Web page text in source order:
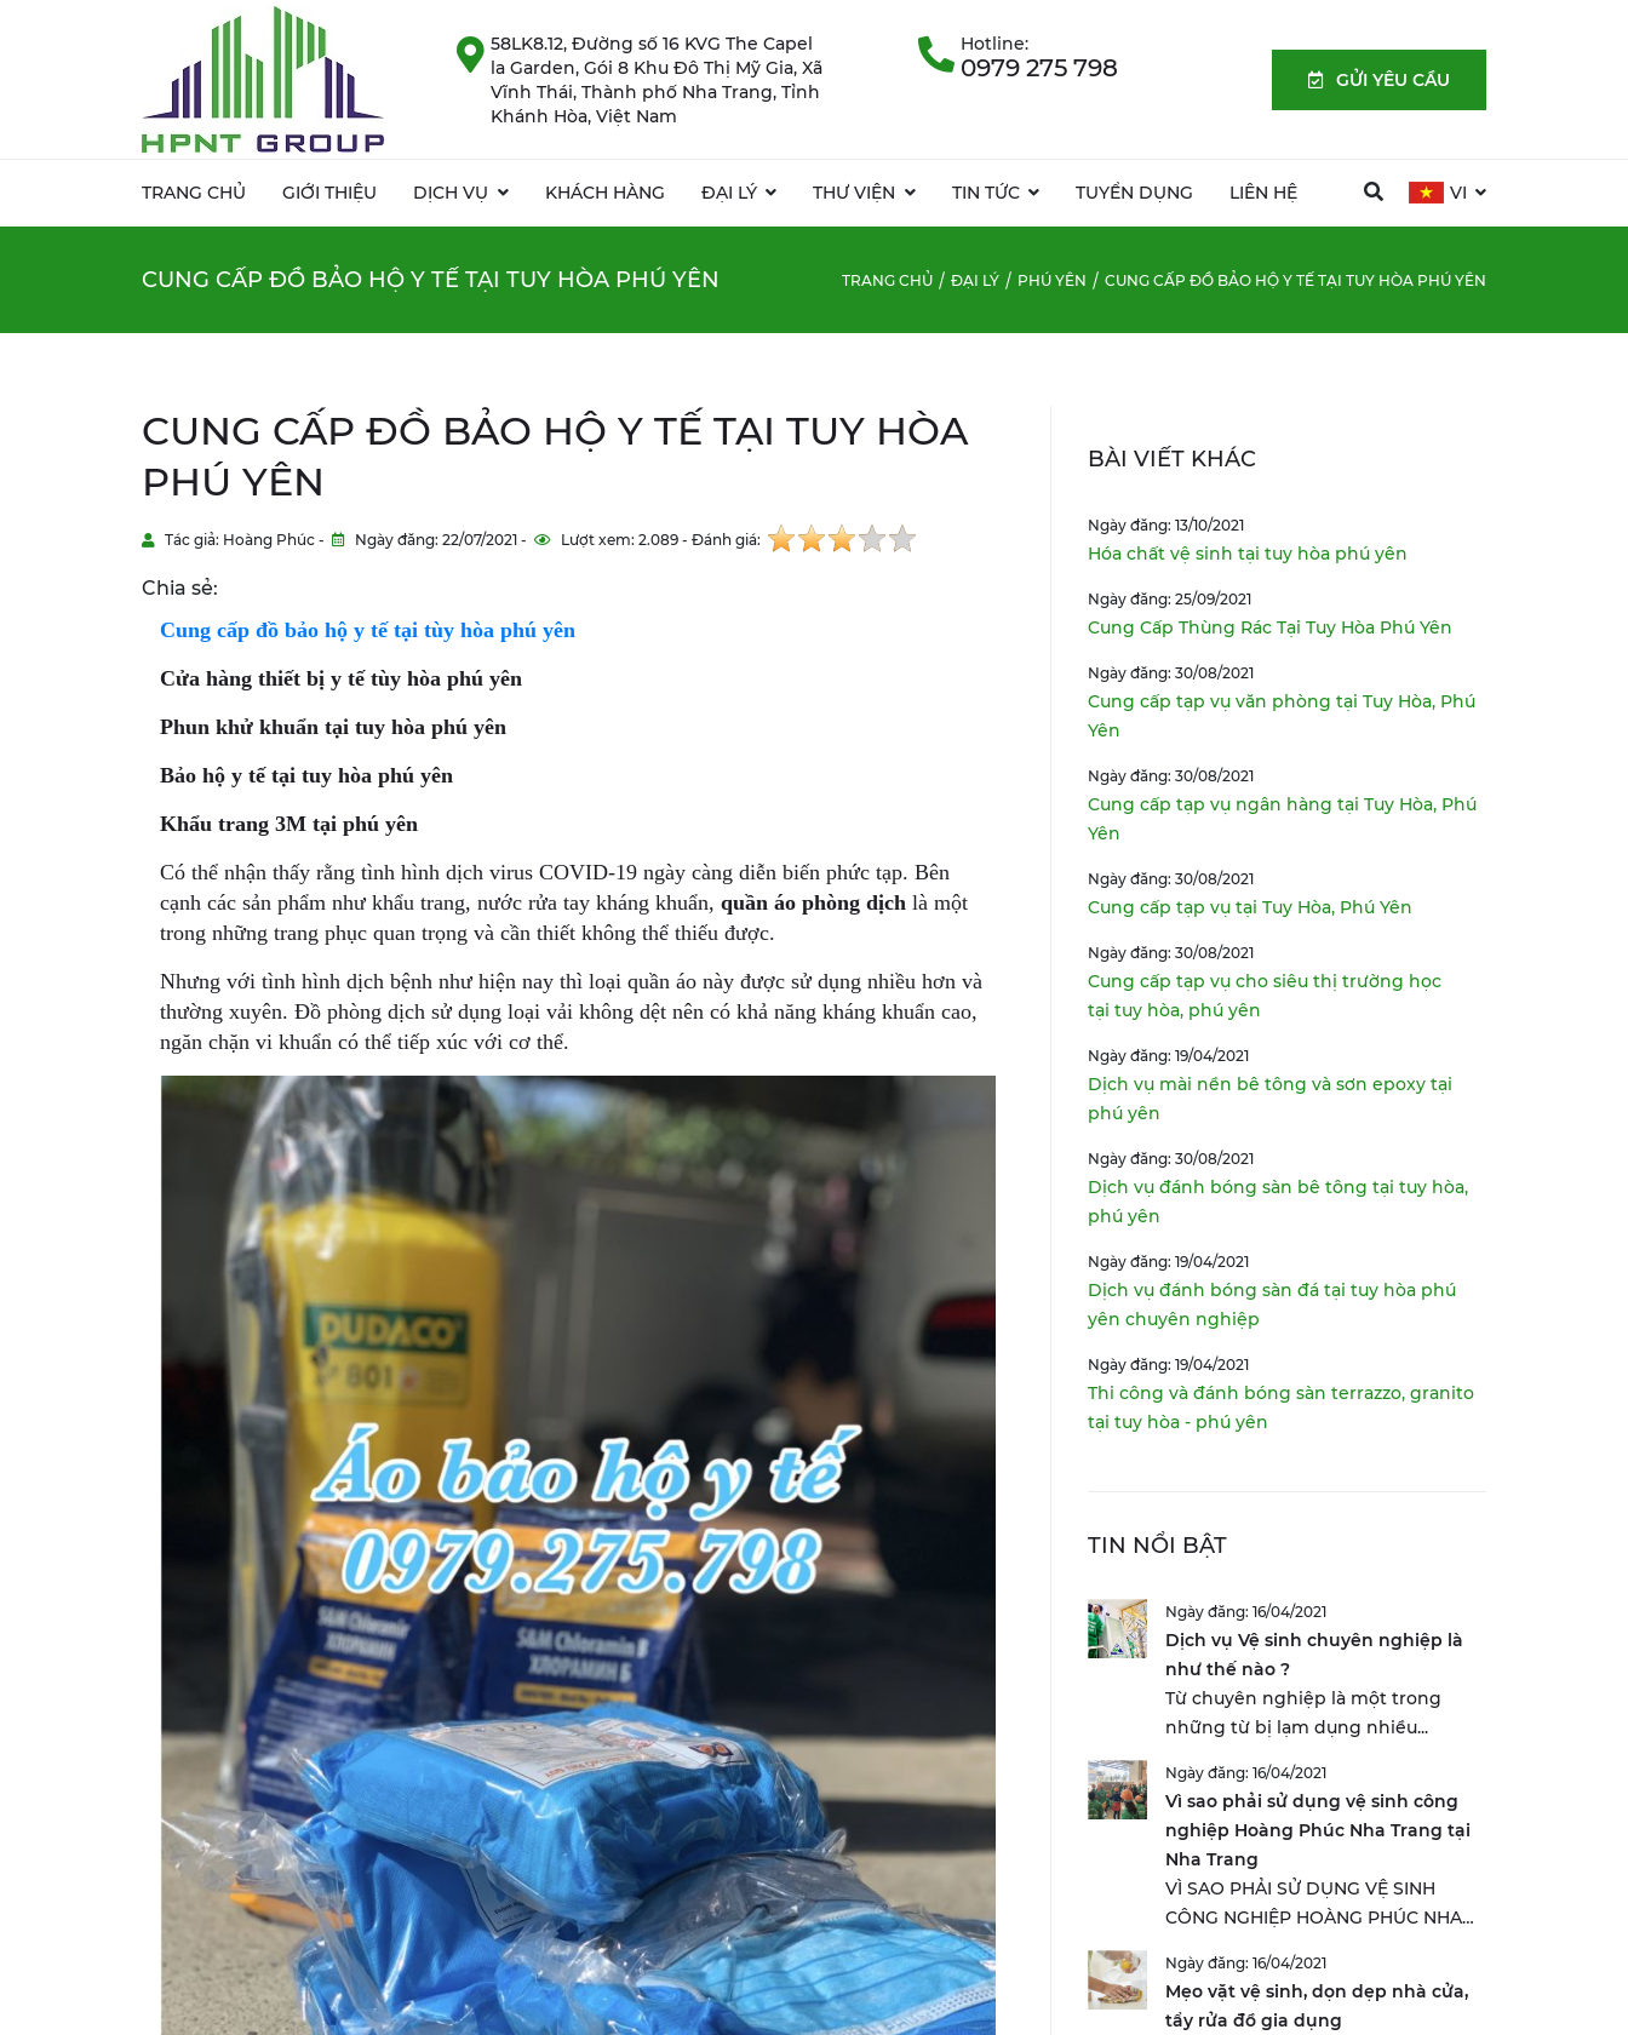
TRANG CHỦ GIỚI THIỆU DỊCH VỤ KHÁCH HÀNG ĐẠI LÝ THƯ VIỆN TIN TỨC TUYỂN DỤNG LIÊN HỆ VI
58LK8.12, Đường số 16 KVG The Capel
la Garden, Gói 8 Khu Đô Thị Mỹ Gia, Xã
Vĩnh Thái, Thành phố Nha Trang, Tỉnh
Khánh Hòa, Việt Nam
Hotline:
0979 275 798 GỬI YÊU CẦU
CUNG CẤP ĐỒ BẢO HỘ Y TẾ TẠI TUY HÒA PHÚ YÊN TRANG CHỦ ĐẠI LÝ PHÚ YÊN CUNG CẤP ĐỒ BẢO HỘ Y TẾ TẠI TUY HÒA PHÚ YÊN
CUNG CẤP ĐỒ BẢO HỘ Y TẾ TẠI TUY HÒA
PHÚ YÊN
Tác giả: Hoàng Phúc - Ngày đăng: 22/07/2021 - Lượt xem: 2.089 - Đánh giá:
Chia sẻ:
Cung cấp đồ bảo hộ y tế tại tùy hòa phú yên
Cửa hàng thiết bị y tế tùy hòa phú yên
Phun khử khuẩn tại tuy hòa phú yên
Bảo hộ y tế tại tuy hòa phú yên
Khẩu trang 3M tại phú yên
Có thể nhận thấy rằng tình hình dịch virus COVID-19 ngày càng diễn biến phức tạp. Bên
cạnh các sản phẩm như khẩu trang, nước rửa tay kháng khuẩn, quần áo phòng dịch là một
trong những trang phục quan trọng và cần thiết không thể thiếu được.
Nhưng với tình hình dịch bệnh như hiện nay thì loại quần áo này được sử dụng nhiều hơn và
thường xuyên. Đồ phòng dịch sử dụng loại vải không dệt nên có khả năng kháng khuẩn cao,
ngăn chặn vi khuẩn có thể tiếp xúc với cơ thể.
BÀI VIẾT KHÁC
Ngày đăng: 13/10/2021
Hóa chất vệ sinh tại tuy hòa phú yên
Ngày đăng: 25/09/2021
Cung Cấp Thùng Rác Tại Tuy Hòa Phú Yên
Ngày đăng: 30/08/2021
Cung cấp tạp vụ văn phòng tại Tuy Hòa, Phú
Yên
Ngày đăng: 30/08/2021
Cung cấp tạp vụ ngân hàng tại Tuy Hòa, Phú
Yên
Ngày đăng: 30/08/2021
Cung cấp tạp vụ tại Tuy Hòa, Phú Yên
Ngày đăng: 30/08/2021
Cung cấp tạp vụ cho siêu thị trường học
tại tuy hòa, phú yên
Ngày đăng: 19/04/2021
Dịch vụ mài nền bê tông và sơn epoxy tại
phú yên
Ngày đăng: 30/08/2021
Dịch vụ đánh bóng sàn bê tông tại tuy hòa,
phú yên
Ngày đăng: 19/04/2021
Dịch vụ đánh bóng sàn đá tại tuy hòa phú
yên chuyên nghiệp
Ngày đăng: 19/04/2021
Thi công và đánh bóng sàn terrazzo, granito
tại tuy hòa - phú yên
TIN NỔI BẬT
Ngày đăng: 16/04/2021
Dịch vụ Vệ sinh chuyên nghiệp là
như thế nào ?
Từ chuyên nghiệp là một trong
những từ bị lạm dụng nhiều...
Ngày đăng: 16/04/2021
Vì sao phải sử dụng vệ sinh công
nghiệp Hoàng Phúc Nha Trang tại
Nha Trang
VÌ SAO PHẢI SỬ DỤNG VỆ SINH
CÔNG NGHIỆP HOÀNG PHÚC NHA
Ngày đăng: 16/04/2021
Mẹo vặt vệ sinh, dọn dẹp nhà cửa,
tẩy rửa đồ gia dụng